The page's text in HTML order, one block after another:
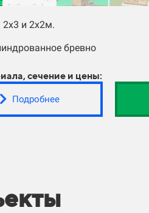
2х3 и 2х2м.
бревно
сечение и цены:
Подробнее